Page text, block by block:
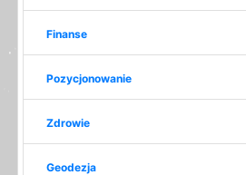
Finanse
Pozycjonowanie
Zdrowie
Geodezja